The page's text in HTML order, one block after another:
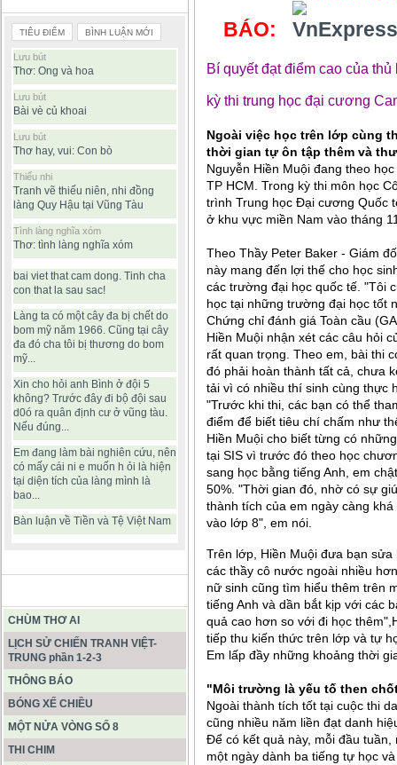
TIÊU ĐIỂM BÌNH LUẬN MỚI
Lưu bút
Thơ: Ong và hoa
Lưu bút
Bài vè củ khoai
Lưu bút
Thơ hay, vui: Con bò
Thiếu nhi
Tranh vẽ thiếu niên, nhi đồng
làng Quy Hậu tại Vũng Tàu
Tình làng nghĩa xóm
Thơ: tình làng nghĩa xóm
bai viet that cam dong. Tinh cha
con that la sau sac!
Làng ta có một cây đa bị chết do
bom mỹ năm 1966. Cũng tại cây
đa đó cha tôi bị thương do bom
mỹ...
Xin cho hỏi anh Bình ở đội 5
không? Trước đây đi bộ đội sau
d0ó ra quân định cư ở vũng tàu.
Nếu đúng...
Em đang làm bài nghiên cứu, nên
có mấy cái ni e muốn h ỏi là hiện
tại diện tích của làng mình là
bao...
Bàn luận về Tiền và Tệ Việt Nam
CHÙM THƠ AI
LỊCH SỬ CHIẾN TRANH VIỆT-
TRUNG phần 1-2-3
THÔNG BÁO
BÓNG XẾ CHIỀU
MỘT NỬA VÒNG SỐ 8
THI CHIM
BÁO:
Bí quyết đạt điểm cao của thủ
kỳ thi trung học đại cương
Ngoài việc học trên lớp cùng
thời gian tự ôn tập thêm và
Nguyễn Hiền Muội đang theo
TP HCM. Trong kỳ thi môn học
trình Trung học Đại cương Quốc
ở khu vực miền Nam vào tháng
Theo Thầy Peter Baker - Giám
này mang đến lợi thế cho học
các trường đại học quốc tế. "Tôi
học tại những trường đại học tốt
Chứng chỉ đánh giá Toàn cầu
Hiền Muội nhận xét các câu hỏi
rất quan trọng. Theo em, bài thi
đó phải hoàn thành tất cả, chưa
tải vì có nhiều thí sinh cùng thực
"Trước khi thi, các bạn có thể
điểm để biết tiêu chí chấm như
Hiền Muội cho biết từng có
tại SIS vì trước đó theo học
sang học bằng tiếng Anh, em
50%. "Thời gian đó, nhờ có sự
thành tích của em ngày càng
vào lớp 8", em nói.
Trên lớp, Hiền Muội đưa bạn
các thầy cô nước ngoài nhiều
nữ sinh cũng tìm hiểu thêm trên
tiếng Anh và dần bắt kịp với các
quả cao hơn so với đi học
tiếp thu kiến thức trên lớp và tự
Em lấp đầy những khoảng thời
"Môi trường là yếu tố then
Ngoài thành tích tốt tại cuộc thi
cũng nhiều năm liền đạt danh
Để có kết quả này, mỗi đầu
một ngày dành ba tiếng tự học